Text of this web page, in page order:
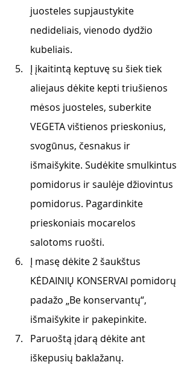
juosteles supjaustykite
nedideliais, vienodo dydžio
kubeliais.
Į įkaitintą keptuvę su šiek tiek
aliejaus dėkite kepti triušienos
mėsos juosteles, suberkite
VEGETA vištienos prieskonius,
svogūnus, česnakus ir
išmaišykite. Sudėkite smulkintus
pomidorus ir saulėje džiovintus
pomidorus. Pagardinkite
prieskoniais mocarelos
salotoms ruošti.
Į masę dėkite 2 šaukštus
KĖDAINIŲ KONSERVAI pomidorų
padažo „Be konservantų“,
išmaišykite ir pakepinkite.
Paruoštą įdarą dėkite ant
iškepusių baklažanų.